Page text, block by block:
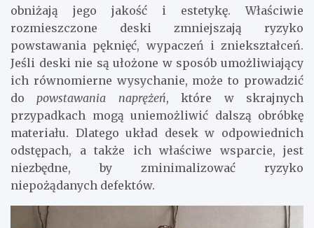
obniżają jego jakość i estetykę. Właściwie
rozmieszczone deski zmniejszają ryzyko
powstawania pęknięć, wypaczeń i zniekształceń.
Jeśli deski nie są ułożone w sposób umożliwiający
ich równomierne wysychanie, może to prowadzić
dopowstawania naprężeń, które w skrajnych
przypadkach mogą uniemożliwić dalszą obróbkę
materiału. Dlatego układ desek w odpowiednich
odstępach, a także ich właściwe wsparcie, jest
niezbędne, by zminimalizować ryzyko
niepożądanych defektów.